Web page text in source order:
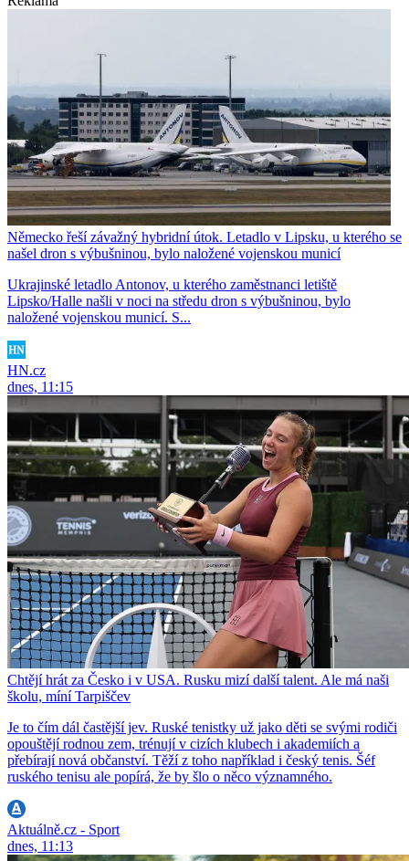
Německo řeší závažný hybridní útok. Letadlo v Lipsku, u kterého se
našel dron s výbušninou, bylo naložené vojenskou municí
Ukrajinské letadlo Antonov, u kterého zaměstnanci letiště
Lipsko/Halle našli v noci na středu dron s výbušninou, bylo
naložené vojenskou municí. S...
HN.cz
dnes, 11:15
Chtějí hrát za Česko i v USA. Rusku mizí další talent. Ale má naši
školu, míní Tarpiščev
Je to čím dál častější jev. Ruské tenistky už jako děti se svými rodiči
opouštějí rodnou zem, trénují v cizích klubech i akademiích a
přebírají nová občanství. Těží z toho například i český tenis. Šéf
ruského tenisu ale popírá, že by šlo o něco významného.
Aktuálně.cz - Sport
dnes, 11:13